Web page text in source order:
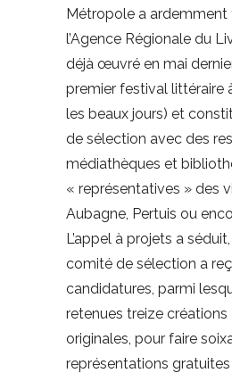
Métropole a ardemment
l’Agence Régionale du
déjà œuvré en mai
premier festival littéraire
les beaux jours) et
de sélection avec des
médiathèques et
« représentatives » des
Aubagne, Pertuis ou
L’appel à projets a
comité de sélection a
candidatures, parmi
retenues treize créations
originales, pour faire
représentations